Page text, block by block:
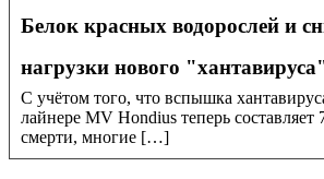
Белок красных водорослей и
нагрузки нового
С учётом того, что вспышка
лайнере MV Hondius теперь составляет
смерти, многие […]